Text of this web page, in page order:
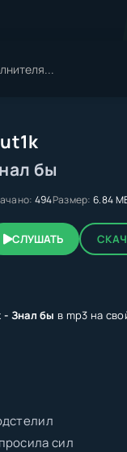
бы
494Размер: 6.84
СЛУШАТЬ
- Знал бы в mp3 на
сил